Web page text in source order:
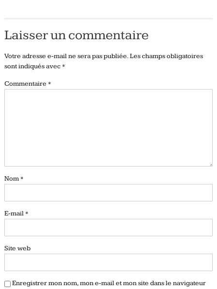
Laisser un commentaire
Votre adresse e-mail ne sera pas publiée.Les champs obligatoires
sont indiqués avec *
Commentaire *
Nom *
E-mail *
Site web
Enregistrer mon nom, mon e-mail et mon site dans le navigateur